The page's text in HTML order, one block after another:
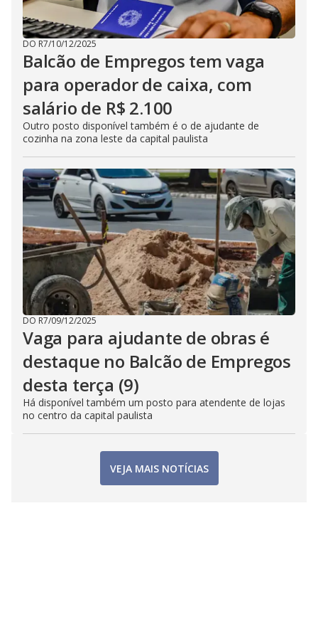
DO R7/10/12/2025
Balcão de Empregos tem vaga
para operador de caixa, com
salário de R$ 2.100
Outro posto disponível também é o de ajudante de
cozinha na zona leste da capital paulista
DO R7/09/12/2025
Vaga para ajudante de obras é
destaque no Balcão de Empregos
desta terça (9)
Há disponível também um posto para atendente de lojas
no centro da capital paulista
VEJA MAIS NOTÍCIAS